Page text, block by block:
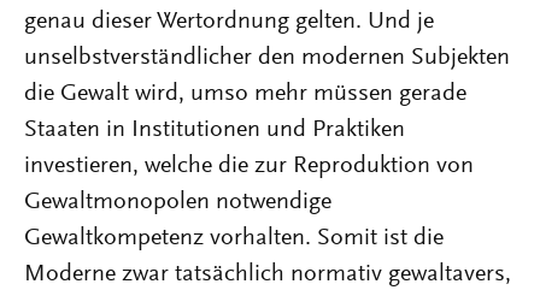
genau dieser Wertordnung gelten. Und je
unselbstverständlicher den modernen Subjekten
die Gewalt wird, umso mehr müssen gerade
Staaten in Institutionen und Praktiken
investieren, welche die zur Reproduktion von
Gewaltmonopolen notwendige
Gewaltkompetenz vorhalten. Somit ist die
Moderne zwar tatsächlich normativ gewaltavers,